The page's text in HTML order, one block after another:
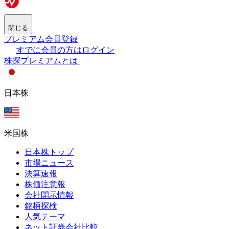
閉じる
プレミアム会員登録
すでに会員の方はログイン
株探プレミアムとは
日本株
米国株
日本株トップ
市場ニュース
決算速報
株価注意報
会社開示情報
銘柄探検
人気テーマ
ネット証券会社比較